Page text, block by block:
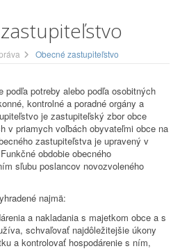
Obecné zastupiteľstvo
podľa potreby alebo podľa osobitných
kontrolné a poradné orgány a
je zastupiteľský zbor obce
v priamych voľbách obyvateľmi obce na
zastupiteľstva je upravený v
obdobie obecného
sľubu poslancov novozvoleného
najmä:
a nakladania s majetkom obce a s
schvaľovať najdôležitejšie úkony
a kontrolovať hospodárenie s ním,